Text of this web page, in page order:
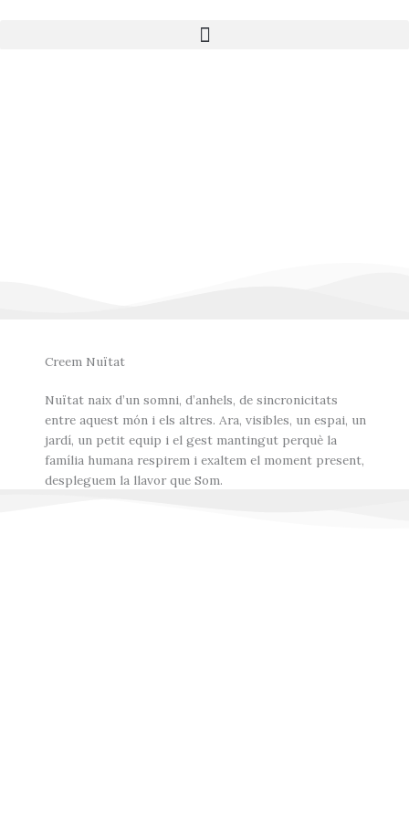
Creem Nuïtat
Nuïtat naix d’un somni, d’anhels, de sincronicitats
entre aquest món i els altres. Ara, visibles, un espai, un
jardí, un petit equip i el gest mantingut perquè la
família humana respirem i exaltem el moment present,
despleguem la llavor que Som.